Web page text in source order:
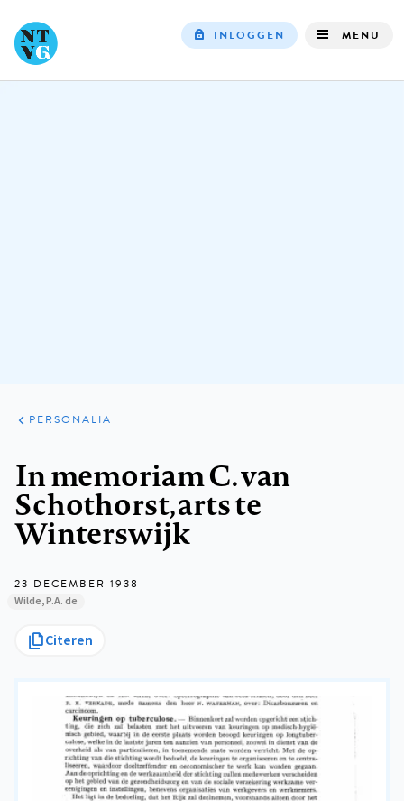
INLOGGEN MENU
ARTIKELEN
VARIA
PERSONALIA
In memoriam C. van
Schothorst, arts te
Winterswijk
23 DECEMBER 1938
Wilde, P.A. de
Citeren